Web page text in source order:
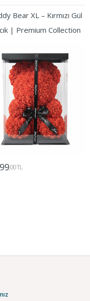
Bear XL – Kırmızı Gül
| Premium Collection
,00 TL